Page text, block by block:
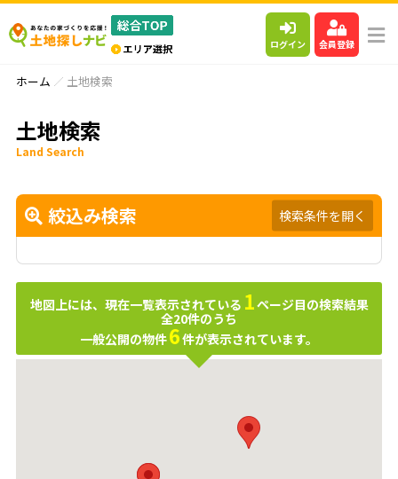
ログイン 会員登録
ホーム 土地検索
土地検索
Land Search
絞込み検索 検索条件を開く
地図上には、現在一覧表示されている 1ページ目の検索結果
全20件のうち
一般公開の物件6件が表示されています。